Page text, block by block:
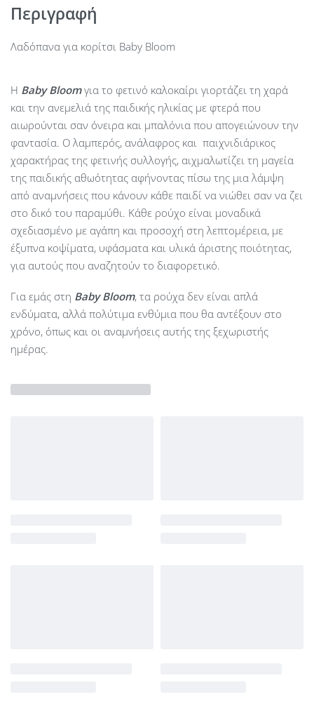
Περιγραφή
Λαδόπανα για κορίτσι Baby Bloom
Η Baby Bloom για το φετινό καλοκαίρι γιορτάζει τη χαρά
και την ανεμελιά της παιδικής ηλικίας με φτερά που
αιωρούνται σαν όνειρα και μπαλόνια που απογειώνουν την
φαντασία. Ο λαμπερός, ανάλαφρος και παιχνιδιάρικος
χαρακτήρας της φετινής συλλογής, αιχμαλωτίζει τη μαγεία
της παιδικής αθωότητας αφήνοντας πίσω της μια λάμψη
από αναμνήσεις που κάνουν κάθε παιδί να νιώθει σαν να ζει
στο δικό του παραμύθι. Κάθε ρούχο είναι μοναδικά
σχεδιασμένο με αγάπη και προσοχή στη λεπτομέρεια, με
έξυπνα κοψίματα, υφάσματα και υλικά άριστης ποιότητας,
για αυτούς που αναζητούν το διαφορετικό.
Για εμάς στη Baby Bloom, τα ρούχα δεν είναι απλά
ενδύματα, αλλά πολύτιμα ενθύμια που θα αντέξουν στο
χρόνο, όπως και οι αναμνήσεις αυτής της ξεχωριστής
ημέρας.